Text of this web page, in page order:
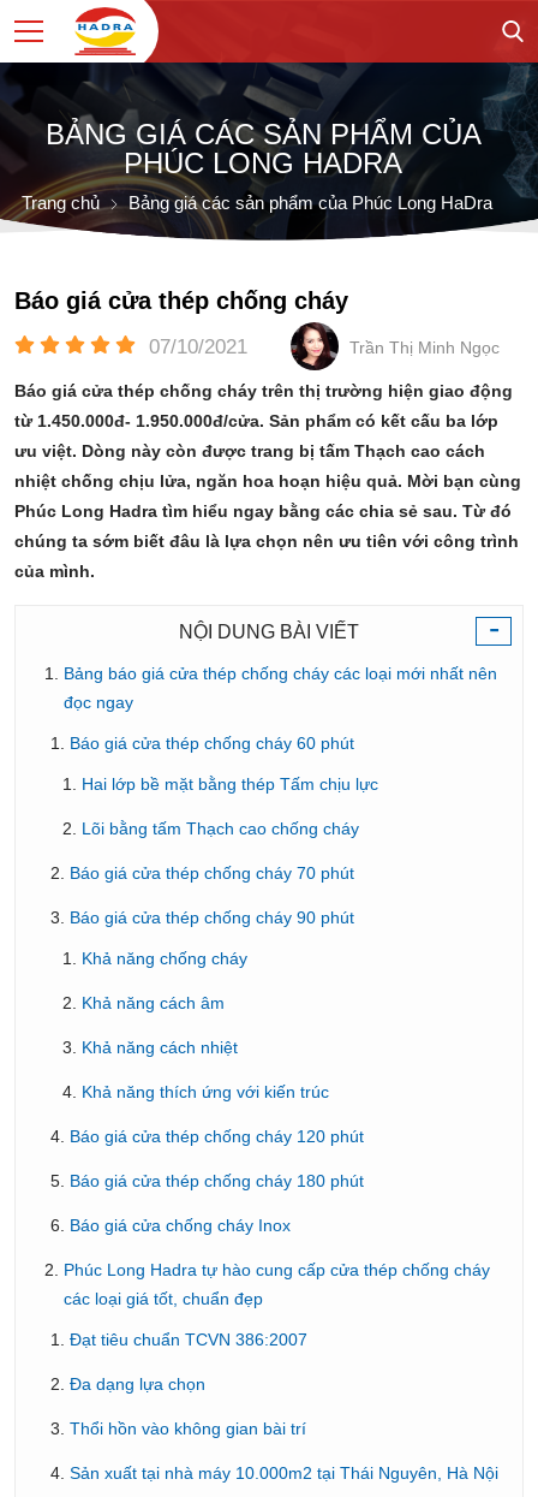
BẢNG GIÁ CÁC SẢN PHẨM CỦA
PHÚC LONG HADRA
Trang chủ Bảng giá các sản phẩm của Phúc Long HaDra
Báo giá cửa thép chống cháy
07/10/2021 Trần Thị Minh Ngọc
Báo giá cửa thép chống cháy trên thị trường hiện giao động
từ 1.450.000đ- 1.950.000đ/cửa. Sản phẩm có kết cấu ba lớp
ưu việt. Dòng này còn được trang bị tấm Thạch cao cách
nhiệt chống chịu lửa, ngăn hoa hoạn hiệu quả. Mời bạn cùng
Phúc Long Hadra tìm hiểu ngay bằng các chia sẻ sau. Từ đó
chúng ta sớm biết đâu là lựa chọn nên ưu tiên với công trình
của mình.
-
NỘI DUNG BÀI VIẾT
Bảng báo giá cửa thép chống cháy các loại mới nhất nên
đọc ngay
Báo giá cửa thép chống cháy 60 phút
Hai lớp bề mặt bằng thép Tấm chịu lực
Lõi bằng tấm Thạch cao chống cháy
Báo giá cửa thép chống cháy 70 phút
Báo giá cửa thép chống cháy 90 phút
Khả năng chống cháy
Khả năng cách âm
Khả năng cách nhiệt
Khả năng thích ứng với kiến trúc
Báo giá cửa thép chống cháy 120 phút
Báo giá cửa thép chống cháy 180 phút
Báo giá cửa chống cháy Inox
Phúc Long Hadra tự hào cung cấp cửa thép chống cháy
các loại giá tốt, chuẩn đẹp
Đạt tiêu chuẩn TCVN 386:2007
Đa dạng lựa chọn
Thổi hồn vào không gian bài trí
Sản xuất tại nhà máy 10.000m2 tại Thái Nguyên, Hà Nội